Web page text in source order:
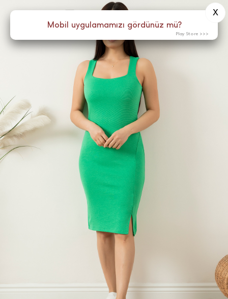
Menü
Mobil uygulamamızı gördünüz mü?
X
Play Store >>>